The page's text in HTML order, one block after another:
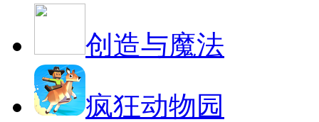
创造与魔法
疯狂动物园